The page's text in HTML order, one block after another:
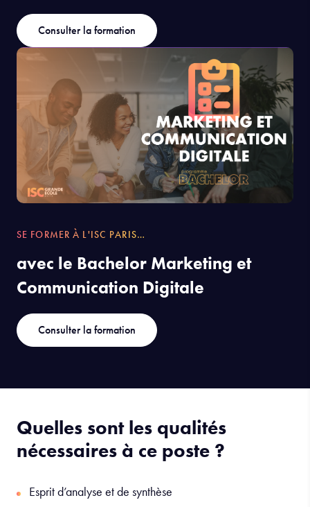
Consulter la formation
SE FORMER À L'ISC PARIS…
avec le Bachelor Marketing et
Communication Digitale
Consulter la formation
Quelles sont les qualités
nécessaires à ce poste ?
Esprit d’analyse et de synthèse